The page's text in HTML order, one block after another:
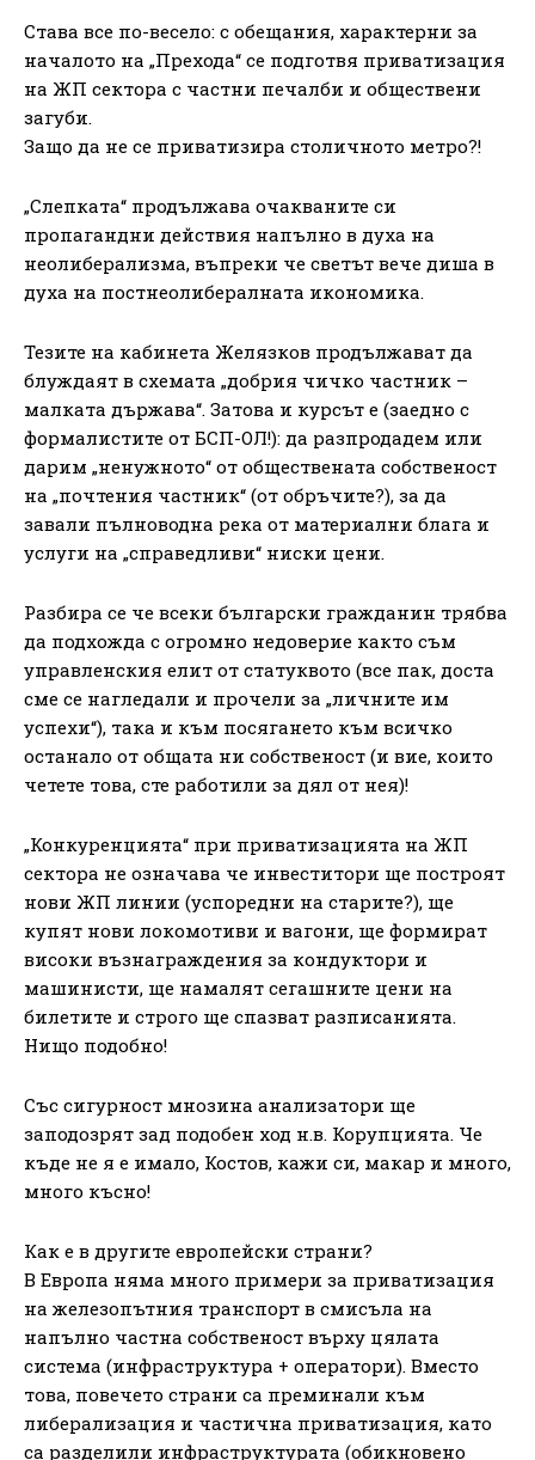
Става все по-весело: с обещания, характерни за
началото на „Прехода“ се подготвя приватизация
на ЖП сектора с частни печалби и обществени
загуби.
Защо да не се приватизира столичното метро?!
„Слепката“ продължава очакваните си
пропагандни действия напълно в духа на
неолиберализма, въпреки че светът вече диша в
духа на постнеолибералната икономика.
Тезите на кабинета Желязков продължават да
блуждаят в схемата „добрия чичко частник –
малката държава“. Затова и курсът е (заедно с
формалистите от БСП-ОЛ!): да разпродадем или
дарим „ненужното“ от обществената собственост
на „почтения частник“ (от обръчите?), за да
завали пълноводна река от материални блага и
услуги на „справедливи“ ниски цени.
Разбира се че всеки български гражданин трябва
да подхожда с огромно недоверие както съм
управленския елит от статуквото (все пак, доста
сме се нагледали и прочели за „личните им
успехи“), така и към посягането към всичко
останало от общата ни собственост (и вие, които
четете това, сте работили за дял от нея)!
„Конкуренцията“ при приватизацията на ЖП
сектора не означава че инвеститори ще построят
нови ЖП линии (успоредни на старите?), ще
купят нови локомотиви и вагони, ще формират
високи възнаграждения за кондуктори и
машинисти, ще намалят сегашните цени на
билетите и строго ще спазват разписанията.
Нищо подобно!
Със сигурност мнозина анализатори ще
заподозрят зад подобен ход н.в. Корупцията. Че
къде не я е имало, Костов, кажи си, макар и много,
много късно!
Как е в другите европейски страни?
В Европа няма много примери за приватизация
на железопътния транспорт в смисъла на
напълно частна собственост върху цялата
система (инфраструктура + оператори). Вместо
това, повечето страни са преминали към
либерализация и частична приватизация, като
са разделили инфраструктурата (обикновено